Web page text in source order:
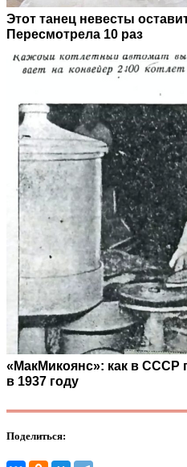
Этот танец невесты
Пересмотрела 10 раз
«МакМикоянс»: как в СССР
в 1937 году
Поделиться: